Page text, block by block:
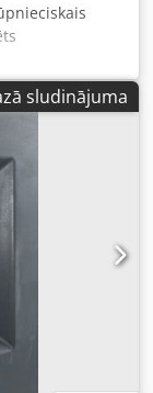
ražošanas
tirgus vai
informācija: •
labi
• Ideāli
• 2x 18V
• Viss
ar
vaļīguma.
•
līnijas •
Atlas
sludinājuma